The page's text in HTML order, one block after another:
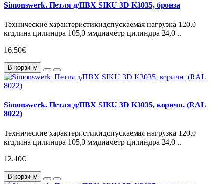
Simonswerk. Петля д/ПВХ SIKU 3D K3035, бронза
Технические характеристикидопускаемая нагрузка 120,0
кгдлина цилиндра 105,0 ммдиаметр цилиндра 24,0 ..
16.50€
В корзину
Simonswerk. Петля д/ПВХ SIKU 3D K3035, коричн. (RAL
8022)
Технические характеристикидопускаемая нагрузка 120,0
кгдлина цилиндра 105,0 ммдиаметр цилиндра 24,0 ..
12.40€
В корзину